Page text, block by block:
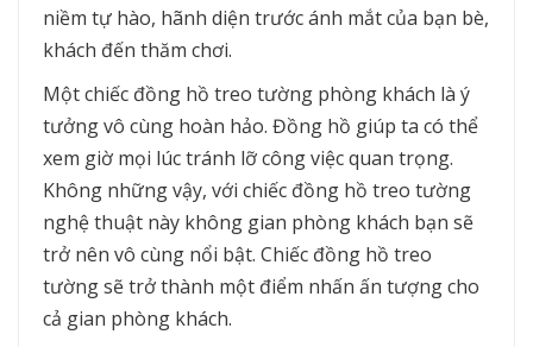
niềm tự hào, hãnh diện trước ánh mắt của bạn bè,
khách đến thăm chơi.
Một chiếc đồng hồ treo tường phòng khách là ý
tưởng vô cùng hoàn hảo. Đồng hồ giúp ta có thể
xem giờ mọi lúc tránh lỡ công việc quan trọng.
Không những vậy, với chiếc đồng hồ treo tường
nghệ thuật này không gian phòng khách bạn sẽ
trở nên vô cùng nổi bật. Chiếc đồng hồ treo
tường sẽ trở thành một điểm nhấn ấn tượng cho
cả gian phòng khách.